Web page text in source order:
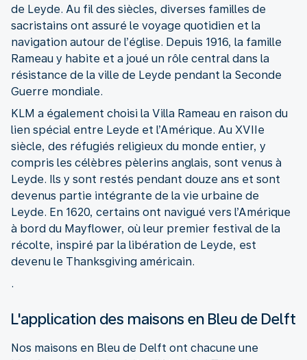
de Leyde. Au fil des siècles, diverses familles de
sacristains ont assuré le voyage quotidien et la
navigation autour de l’église. Depuis 1916, la famille
Rameau y habite et a joué un rôle central dans la
résistance de la ville de Leyde pendant la Seconde
Guerre mondiale.
KLM a également choisi la Villa Rameau en raison du
lien spécial entre Leyde et l’Amérique. Au XVIIe
siècle, des réfugiés religieux du monde entier, y
compris les célèbres pèlerins anglais, sont venus à
Leyde. Ils y sont restés pendant douze ans et sont
devenus partie intégrante de la vie urbaine de
Leyde. En 1620, certains ont navigué vers l’Amérique
à bord du Mayflower, où leur premier festival de la
récolte, inspiré par la libération de Leyde, est
devenu le Thanksgiving américain.
.
L'application des maisons en Bleu de Delft
Nos maisons en Bleu de Delft ont chacune une